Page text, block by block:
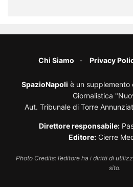
Chi Siamo Privacy
SpazioNapoli è un supplemento
Giornalistica
Aut. Tribunale di Torre
Direttore responsabile:
Editore: Cierre
Photo Credits: l’editore ha i diritti di
sito.